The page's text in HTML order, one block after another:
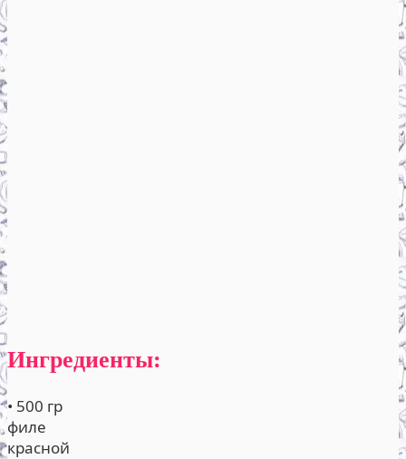
Ингредиенты:
• 500 гр
филе
красной